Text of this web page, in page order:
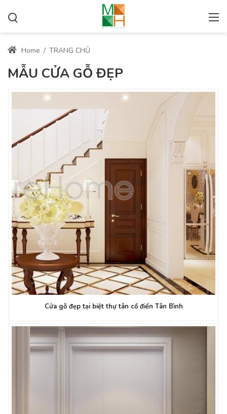
Home / TRANG CHỦ
MẪU CỬA GỖ ĐẸP
Cửa gỗ đẹp tại biệt thự tân cổ điển Tân Bình